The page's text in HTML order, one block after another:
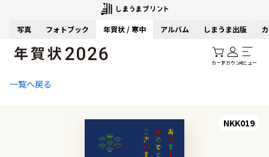
写真 フォトブック 年賀状 / 寒中 アルバム しまうま出版
カートアカウントメニュー
一覧へ戻る
NKK019